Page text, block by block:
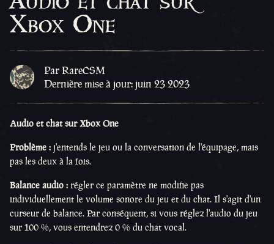
Xbox One
Par RareCSM
Dernière mise à jour: juin 23 2023
Audio et chat sur Xbox One
Problème : j'entends le jeu ou la conversation de l'équipage, mais
pas les deux à la fois.
Balance audio : régler ce paramètre ne modifie pas
individuellement le volume sonore du jeu et du chat. Il s'agit d'un
curseur de balance. Par conséquent, si vous réglez l'audio du jeu
sur 100 %, vous entendrez 0 % du chat vocal.